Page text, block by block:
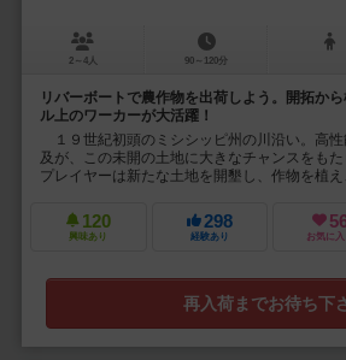
2～4人 90～120分
リバーボートで農作物を出荷しよう。開拓か
ル上のワーカーが大活躍！
１９世紀初頭のミシシッピ州の川沿い。高
及が、この未開の土地に大きなチャンスをもた
プレイヤーは新たな土地を開墾し、作物を植え
120
興味あり
298
経験あり お気に入
再入荷までお待ち下